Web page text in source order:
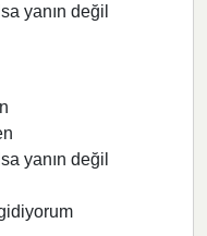
yanın değil
yanın değil